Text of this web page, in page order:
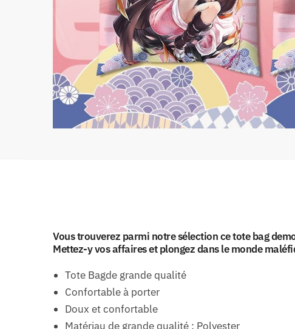
Vous trouverez parmi notre sélection ce tote bag
Mettez-y vos affaires et plongez dans le monde
Tote Bagde grande qualité
Confortable à porter
Doux et confortable
Matériau de grande qualité : Polyester